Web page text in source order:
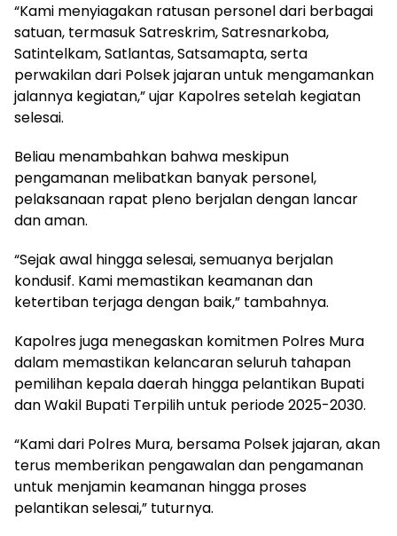
“Kami menyiagakan ratusan personel dari berbagai
satuan, termasuk Satreskrim, Satresnarkoba,
Satintelkam, Satlantas, Satsamapta, serta
perwakilan dari Polsek jajaran untuk mengamankan
jalannya kegiatan,” ujar Kapolres setelah kegiatan
selesai.
Beliau menambahkan bahwa meskipun
pengamanan melibatkan banyak personel,
pelaksanaan rapat pleno berjalan dengan lancar
dan aman.
“Sejak awal hingga selesai, semuanya berjalan
kondusif. Kami memastikan keamanan dan
ketertiban terjaga dengan baik,” tambahnya.
Kapolres juga menegaskan komitmen Polres Mura
dalam memastikan kelancaran seluruh tahapan
pemilihan kepala daerah hingga pelantikan Bupati
dan Wakil Bupati Terpilih untuk periode 2025-2030.
“Kami dari Polres Mura, bersama Polsek jajaran, akan
terus memberikan pengawalan dan pengamanan
untuk menjamin keamanan hingga proses
pelantikan selesai,” tuturnya.